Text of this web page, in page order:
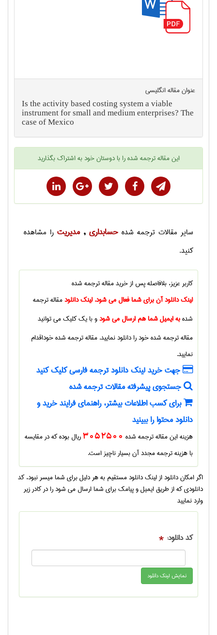
عنوان مقاله انگليسی
Is the activity based costing system a viable
instrument for small and medium enterprises? The
case of Mexico
اینمقاله ترجمه شدهرا با دوستان خود به اشتراک بگذارید
سایر مقالات ترجمه شده حسابداری ,مديريت را مشاهده
کنید.
کاربر عزیز، بلافاصله پس از خریدمقاله ترجمه شده
لینک دانلود آن برای شما فعال می شود. لینک دانلودمقاله ترجمه
شدهبه ایمیل شما هم ارسال می شودو با یک کلیک می توانید
مقاله ترجمه شدهخود را دانلود نمایید.مقاله ترجمه شدهخوداقدام
نمایید.
جهت خرید لینک دانلود ترجمه فارسی کلیک کنید
جستجوی پیشرفته مقالات ترجمه شده
برای کسب اطلاعات بیشتر، راهنمای فرایند خرید و
دانلود محتوا را ببینید
هزینه این مقاله ترجمه شده 3052500ریال بوده که در مقایسه
با هزینه ترجمه مجدد آن بسیار ناچیز است.
اگر امکان دانلود از لینک دانلود مستقیم به هر دلیل برای شما میسر نبود، کد
دانلودی که از طریق ایمیل و پیامک برای شما ارسال می شود را در کادر زیر
وارد نمایید
کد دانلود: *